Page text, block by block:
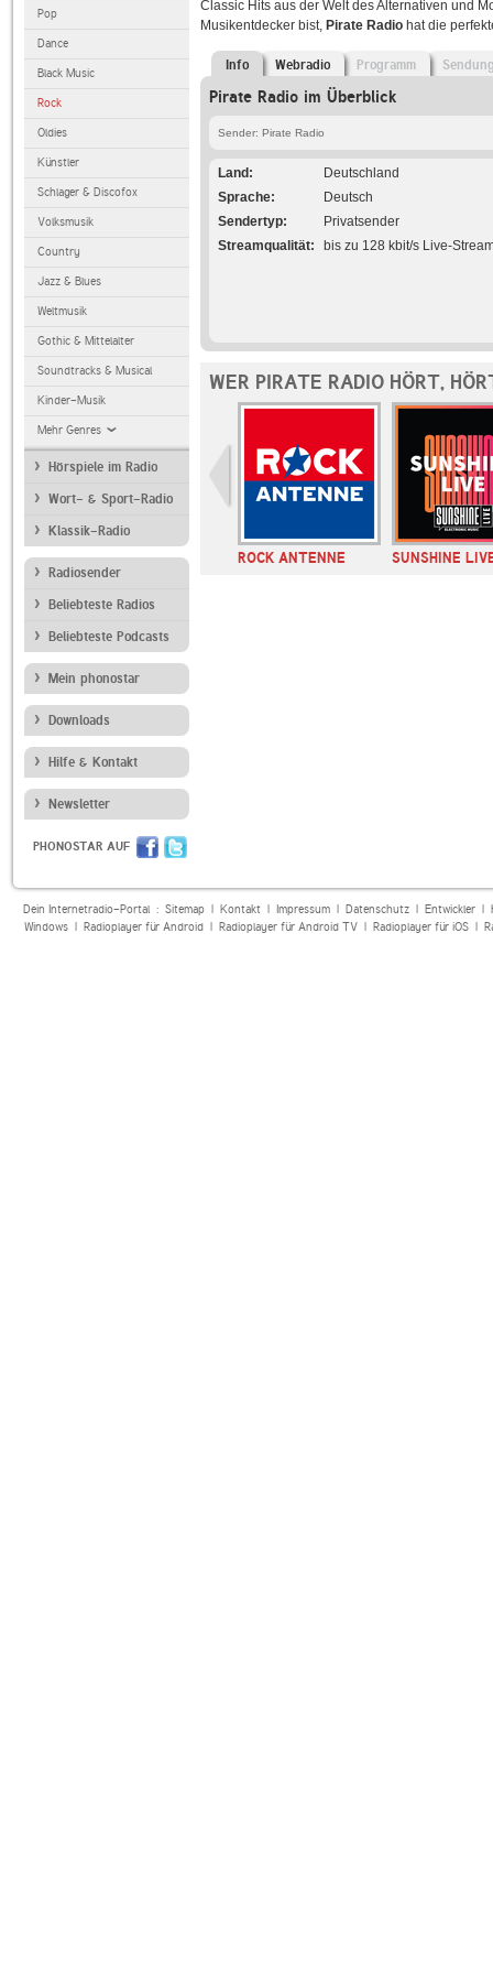
Pop
Dance
Black Music
Rock
Oldies
Künstler
Schlager & Discofox
Volksmusik
Country
Jazz & Blues
Weltmusik
Gothic & Mittelalter
Soundtracks & Musical
Kinder-Musik
Mehr Genres
Hörspiele im Radio
Wort- & Sport-Radio
Klassik-Radio
Radiosender
Beliebteste Radios
Beliebteste Podcasts
Mein phonostar
Downloads
Hilfe & Kontakt
Newsletter
PHONOSTAR AUF
Classic Hits aus der Welt des Alternativen und
Musikentdecker bist, Pirate Radio hat die
Info Webradio Programm
Pirate Radio im Überblick
Sender: Pirate Radio
Land
Deutschland
Sprache
Deutsch
Sendertyp
Privatsender
Streamqualität
bis zu 128 kbit/s Live-
WER PIRATE RADIO HÖRT,
ROCK ANTENNE SUNSHINE
Dein Internetradio-Portal : Sitemap| Kontakt| Impressum| Datenschutz| Entwickler|
Windows| Radioplayer für Android| Radioplayer für Android TV| Radioplayer für iOS|